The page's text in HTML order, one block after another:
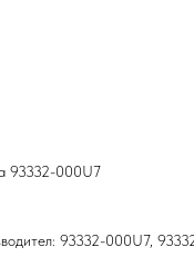
93332-000U7
93332-000U7,